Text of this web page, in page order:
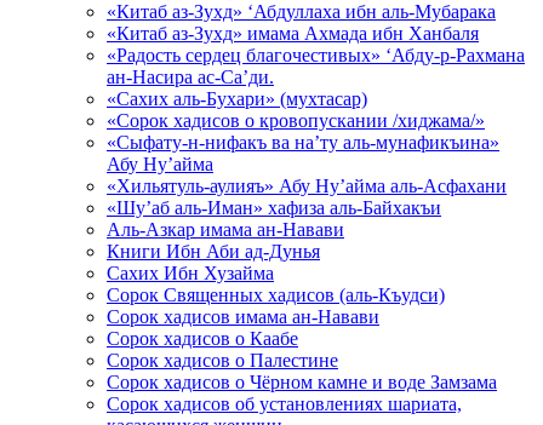
«Китаб аз-Зухд» ‘Абдуллаха ибн аль-Мубарака
«Китаб аз-Зухд» имама Ахмада ибн Ханбаля
«Радость сердец благочестивых» ‘Абду-р-Рахмана
ан-Насира ас-Са’ди.
«Сахих аль-Бухари» (мухтасар)
«Сорок хадисов о кровопускании /хиджама/»
«Сыфату-н-нифакъ ва на’ту аль-мунафикъина»
Абу Ну’айма
«Хильятуль-аулияъ» Абу Ну’айма аль-Асфахани
«Шу’аб аль-Иман» хафиза аль-Байхакъи
Аль-Азкар имама ан-Навави
Книги Ибн Аби ад-Дунья
Сахих Ибн Хузайма
Сорок Священных хадисов (аль-Къудси)
Сорок хадисов имама ан-Навави
Сорок хадисов о Каабе
Сорок хадисов о Палестине
Сорок хадисов о Чёрном камне и воде Замзама
Сорок хадисов об установлениях шариата,